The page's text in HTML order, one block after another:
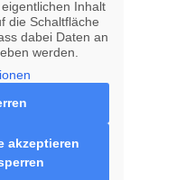
eigentlichen Inhalt
die Schaltfläche
dabei Daten an
werden.
akzeptieren